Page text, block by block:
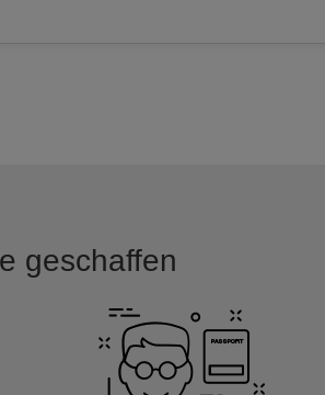
geschaffen